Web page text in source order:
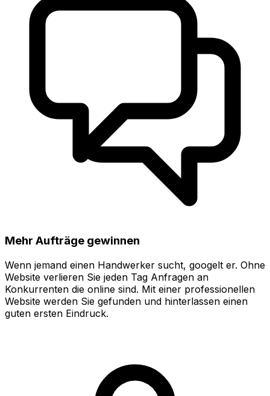
Mehr Aufträge gewinnen
Wenn jemand einen Handwerker sucht, googelt er. Ohne
Website verlieren Sie jeden Tag Anfragen an
Konkurrenten die online sind. Mit einer professionellen
Website werden Sie gefunden und hinterlassen einen
guten ersten Eindruck.